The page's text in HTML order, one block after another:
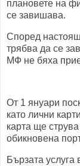
плановете на
се завишава.
Според
трябва да се
МФ не бяха
От 1 януари
като лични
карта ще
обикновена
Бързата